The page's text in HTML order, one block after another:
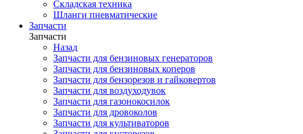
Складская техника
Шланги пневматические
Запчасти
Запчасти
Назад
Запчасти для бензиновых генераторов
Запчасти для бензиновых коперов
Запчасти для бензорезов и гайковертов
Запчасти для воздуходувок
Запчасти для газонокосилок
Запчасти для дровоколов
Запчасти для культиваторов